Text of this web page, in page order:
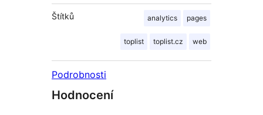
Štítků analytics pages
toplist toplist.cz web
Podrobnosti
Hodnocení